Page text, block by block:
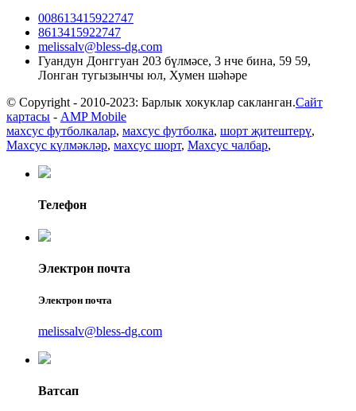
008613415922747
8613415922747
melissalv@bless-dg.com
Гуандун Донггуан 203 бүлмәсе, 3 нче бина, 59 59,
Лонган тугызынчы юл, Хумен шәһәре
© Copyright - 2010-2023: Барлык хокуклар сакланган.Сайт
картасы - AMP Mobile
махсус футболкалар, махсус футболка, шорт җитештерү,
Махсус күлмәкләр, махсус шорт, Махсус чалбар,
Телефон
Электрон почта
Электрон почта
melissalv@bless-dg.com
Ватсап